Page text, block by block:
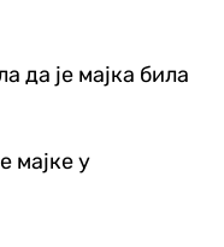
да је мајка била
мајке у